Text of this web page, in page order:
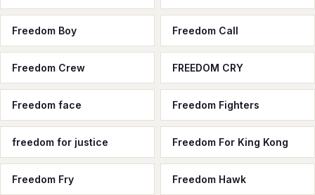
Freedom Boy Freedom Call
Freedom Crew FREEDOM CRY
Freedom face Freedom Fighters
freedom for justice Freedom For King Kong
Freedom Fry Freedom Hawk